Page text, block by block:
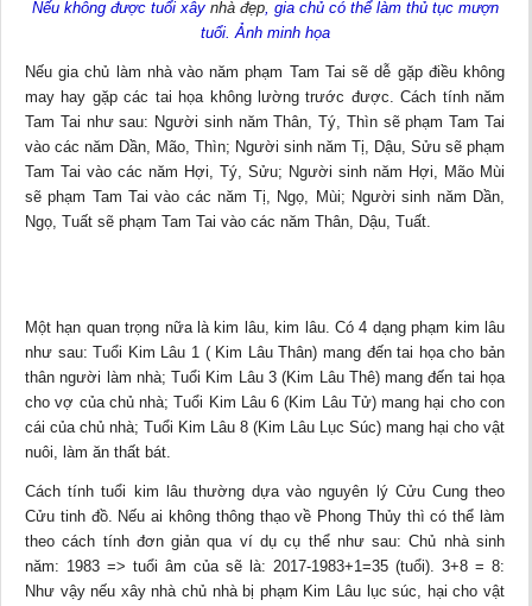
Nếu không được tuổi xây nhà đẹp, gia chủ có thể làm thủ tục mượn
tuổi. Ảnh minh họa
Nếu gia chủ làm nhà vào năm phạm Tam Tai sẽ dễ gặp điều không
may hay gặp các tai họa không lường trước được. Cách tính năm
Tam Tai như sau: Người sinh năm Thân, Tý, Thìn sẽ phạm Tam Tai
vào các năm Dần, Mão, Thìn; Người sinh năm Tị, Dậu, Sửu sẽ phạm
Tam Tai vào các năm Hợi, Tý, Sửu; Người sinh năm Hợi, Mão Mùi
sẽ phạm Tam Tai vào các năm Tị, Ngọ, Mùi; Người sinh năm Dần,
Ngọ, Tuất sẽ phạm Tam Tai vào các năm Thân, Dậu, Tuất.
Một hạn quan trọng nữa là kim lâu, kim lâu. Có 4 dạng phạm kim lâu
như sau: Tuổi Kim Lâu 1 ( Kim Lâu Thân) mang đến tai họa cho bản
thân người làm nhà; Tuổi Kim Lâu 3 (Kim Lâu Thê) mang đến tai họa
cho vợ của chủ nhà; Tuổi Kim Lâu 6 (Kim Lâu Tử) mang hại cho con
cái của chủ nhà; Tuổi Kim Lâu 8 (Kim Lâu Lục Súc) mang hại cho vật
nuôi, làm ăn thất bát.
Cách tính tuổi kim lâu thường dựa vào nguyên lý Cửu Cung theo
Cửu tinh đồ. Nếu ai không thông thạo về Phong Thủy thì có thể làm
theo cách tính đơn giản qua ví dụ cụ thể như sau: Chủ nhà sinh
năm: 1983 => tuổi âm của sẽ là: 2017-1983+1=35 (tuổi). 3+8 = 8:
Như vậy nếu xây nhà chủ nhà bị phạm Kim Lâu lục súc, hại cho vật